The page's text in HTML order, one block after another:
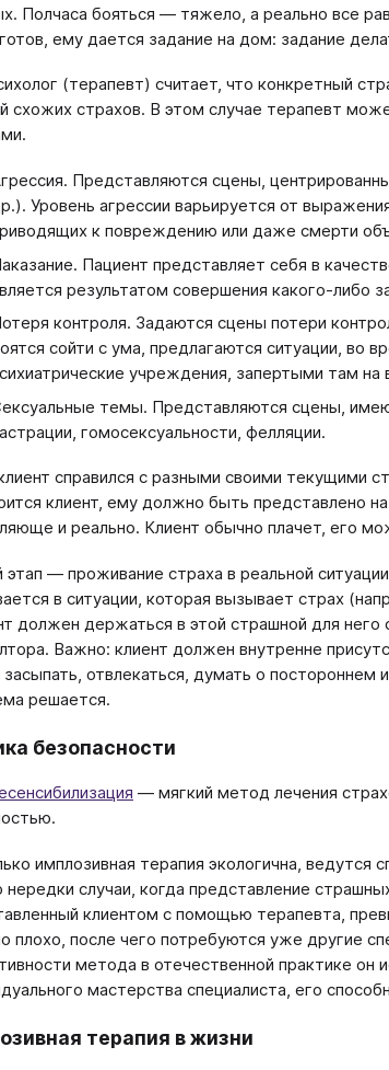
Полчаса бояться — тяжело, а реально все
ему дается задание на дом: задание
(терапевт) считает, что конкретный
схожих страхов. В этом случае терапевт
Представляются сцены,
Уровень агрессии варьируется от
к повреждению или даже смерти
Пациент представляет себя в
результатом совершения какого-либо
контроля. Задаются сцены потери
сойти с ума, предлагаются ситуации, во
учреждения, запертыми там на
темы. Представляются сцены,
гомосексуальности, фелляции.
справился с разными своими текущими
клиент, ему должно быть представлено
и реально. Клиент обычно плачет, его
этап — проживание страха в реальной
в ситуации, которая вызывает страх
должен держаться в этой страшной для него
Важно: клиент должен внутренне
засыпать, отвлекаться, думать о постороннем
решается.
безопасности
— мягкий метод лечения
имплозивная терапия экологична,
нередки случаи, когда представление
клиентом с помощью терапевта,
плохо, после чего потребуются уже другие
метода в отечественной практике он
мастерства специалиста, его
терапия в жизни